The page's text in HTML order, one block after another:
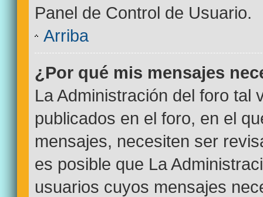
Panel de Control de Usuario.
Arriba
¿Por qué mis mensajes
La Administración del foro tal
publicados en el foro, en el
mensajes, necesiten ser
es posible que La
usuarios cuyos mensajes